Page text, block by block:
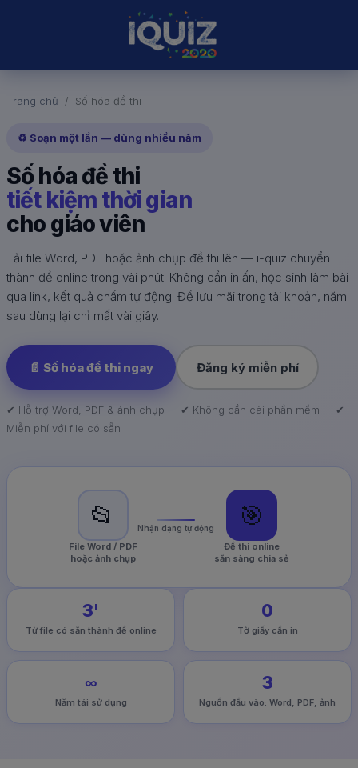
Trang chủ Số hóa đề thi
♻️ Soạn một lần — dùng nhiều năm
Số hóa đề thi
tiết kiệm thời gian
cho giáo viên
Tải file Word, PDF hoặc ảnh chụp đề thi lên — i-quiz chuyển
thành đề online trong vài phút. Không cần in ấn, học sinh làm bài
qua link, kết quả chấm tự động. Đề lưu mãi trong tài khoản, năm
sau dùng lại chỉ mất vài giây.
📄 Số hóa đề thi ngay Đăng ký miễn phí
✔ Hỗ trợ Word, PDF & ảnh chụp · ✔ Không cần cài phần mềm · ✔
Miễn phí với file có sẵn
📂
File Word / PDF
hoặc ảnh chụp
Nhận dạng tự động 🎯
Đề thi online
sẵn sàng chia sẻ
3'
Từ file có sẵn thành đề online
0
Tờ giấy cần in
∞
Năm tái sử dụng
3
Nguồn đầu vào: Word, PDF, ảnh